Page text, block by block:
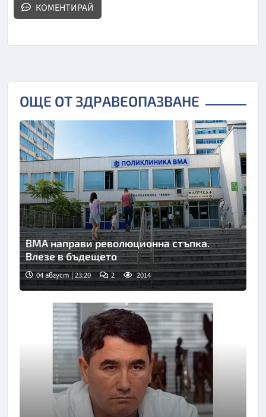
КОМЕНТИРАЙ
ОЩЕ ОТ ЗДРАВЕОПАЗВАНЕ
ВМА направи революционна стъпка.
Влезе в бъдещето
04 август | 23:20 2 2014